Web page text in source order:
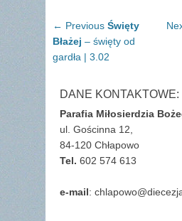
Nawigacja
wpisu
← Previous Previous
post:
Święty
Błażej – święty od
gardła | 3.02
DANE KONTAKTOWE:
Parafia Miłosierdzia
ul. Gościnna 12,
84-120 Chłapowo
Tel. 602 574 613
e-mail: